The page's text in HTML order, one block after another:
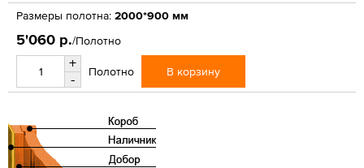
Размеры полотна: 2000*900 мм
5'060 р./Полотно
+
-
Полотно В корзину